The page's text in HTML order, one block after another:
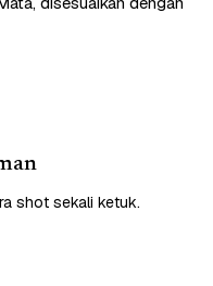
shot sekali ketuk.